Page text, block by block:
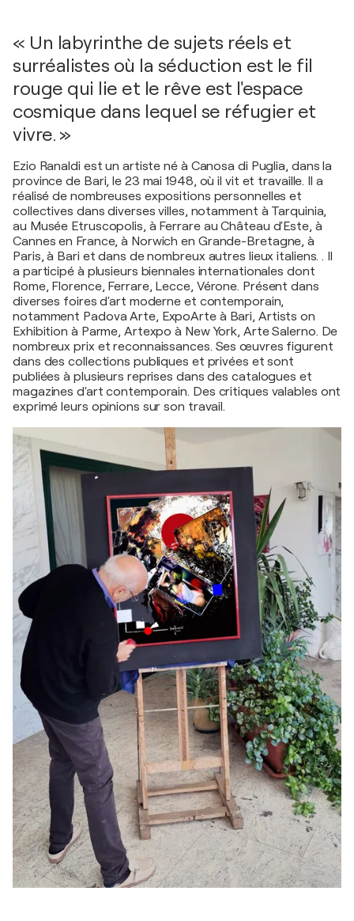
« Un labyrinthe de sujets réels et
surréalistes où la séduction est le fil
rouge qui lie et le rêve est l'espace
cosmique dans lequel se réfugier et
vivre. »
Ezio Ranaldi est un artiste né à Canosa di Puglia, dans la
province de Bari, le 23 mai 1948, où il vit et travaille. Il a
réalisé de nombreuses expositions personnelles et
collectives dans diverses villes, notamment à Tarquinia,
au Musée Etruscopolis, à Ferrare au Château d'Este, à
Cannes en France, à Norwich en Grande-Bretagne, à
Paris, à Bari et dans de nombreux autres lieux italiens. . Il
a participé à plusieurs biennales internationales dont
Rome, Florence, Ferrare, Lecce, Vérone. Présent dans
diverses foires d'art moderne et contemporain,
notamment Padova Arte, ExpoArte à Bari, Artists on
Exhibition à Parme, Artexpo à New York, Arte Salerno. De
nombreux prix et reconnaissances. Ses œuvres figurent
dans des collections publiques et privées et sont
publiées à plusieurs reprises dans des catalogues et
magazines d'art contemporain. Des critiques valables ont
exprimé leurs opinions sur son travail.